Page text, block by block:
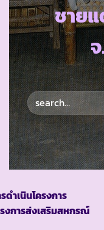
ชาย
ดำเนินโครงการ
งการส่งเสริมสหกรณ์